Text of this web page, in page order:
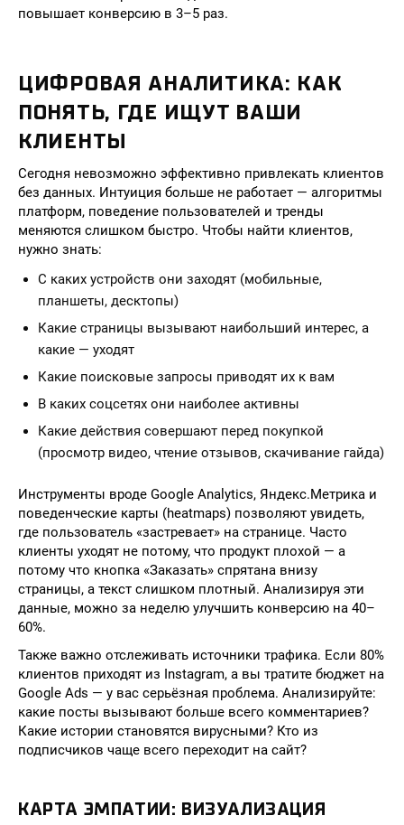
повышает конверсию в 3–5 раз.
ЦИФРОВАЯ АНАЛИТИКА: КАК
ПОНЯТЬ, ГДЕ ИЩУТ ВАШИ
КЛИЕНТЫ
Сегодня невозможно эффективно привлекать клиентов
без данных. Интуиция больше не работает — алгоритмы
платформ, поведение пользователей и тренды
меняются слишком быстро. Чтобы найти клиентов,
нужно знать:
С каких устройств они заходят (мобильные,
планшеты, десктопы)
Какие страницы вызывают наибольший интерес, а
какие — уходят
Какие поисковые запросы приводят их к вам
В каких соцсетях они наиболее активны
Какие действия совершают перед покупкой
(просмотр видео, чтение отзывов, скачивание гайда)
Инструменты вроде Google Analytics, Яндекс.Метрика и
поведенческие карты (heatmaps) позволяют увидеть,
где пользователь «застревает» на странице. Часто
клиенты уходят не потому, что продукт плохой — а
потому что кнопка «Заказать» спрятана внизу
страницы, а текст слишком плотный. Анализируя эти
данные, можно за неделю улучшить конверсию на 40–
60%.
Также важно отслеживать источники трафика. Если 80%
клиентов приходят из Instagram, а вы тратите бюджет на
Google Ads — у вас серьёзная проблема. Анализируйте:
какие посты вызывают больше всего комментариев?
Какие истории становятся вирусными? Кто из
подписчиков чаще всего переходит на сайт?
КАРТА ЭМПАТИИ: ВИЗУАЛИЗАЦИЯ